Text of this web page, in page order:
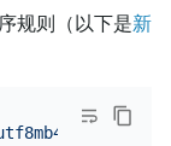
规则（以下是新